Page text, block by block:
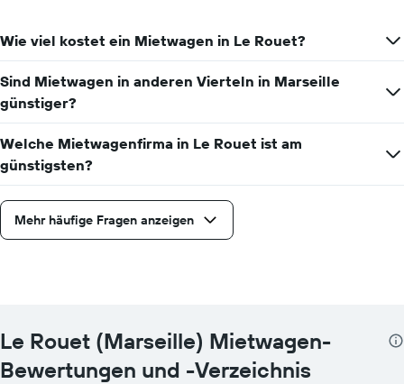
Wie viel kostet ein Mietwagen in Le Rouet?
Sind Mietwagen in anderen Vierteln in Marseille
günstiger?
Welche Mietwagenfirma in Le Rouet ist am
günstigsten?
Mehr häufige Fragen anzeigen
Le Rouet (Marseille) Mietwagen-
Bewertungen und -Verzeichnis